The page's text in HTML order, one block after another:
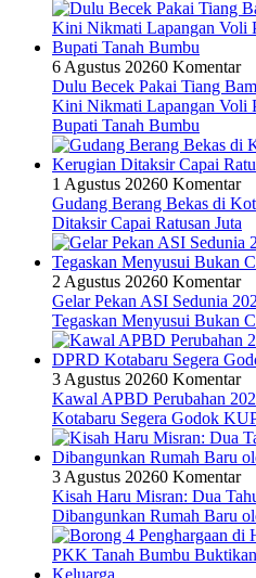
6 Agustus 20260 Komentar
Dulu Becek Pakai Tiang
Kini Nikmati Lapangan Voli
Bupati Tanah Bumbu
1 Agustus 20260 Komentar
Gudang Berang Bekas di
Ditaksir Capai Ratusan Juta
2 Agustus 20260 Komentar
Gelar Pekan ASI Sedunia
Tegaskan Menyusui Bukan
3 Agustus 20260 Komentar
Kawal APBD Perubahan
Kotabaru Segera Godok
3 Agustus 20260 Komentar
Kisah Haru Misran: Dua
Dibangunkan Rumah Baru